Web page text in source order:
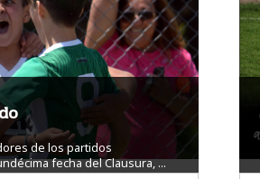
de los partidos
fecha del Clausura, ...